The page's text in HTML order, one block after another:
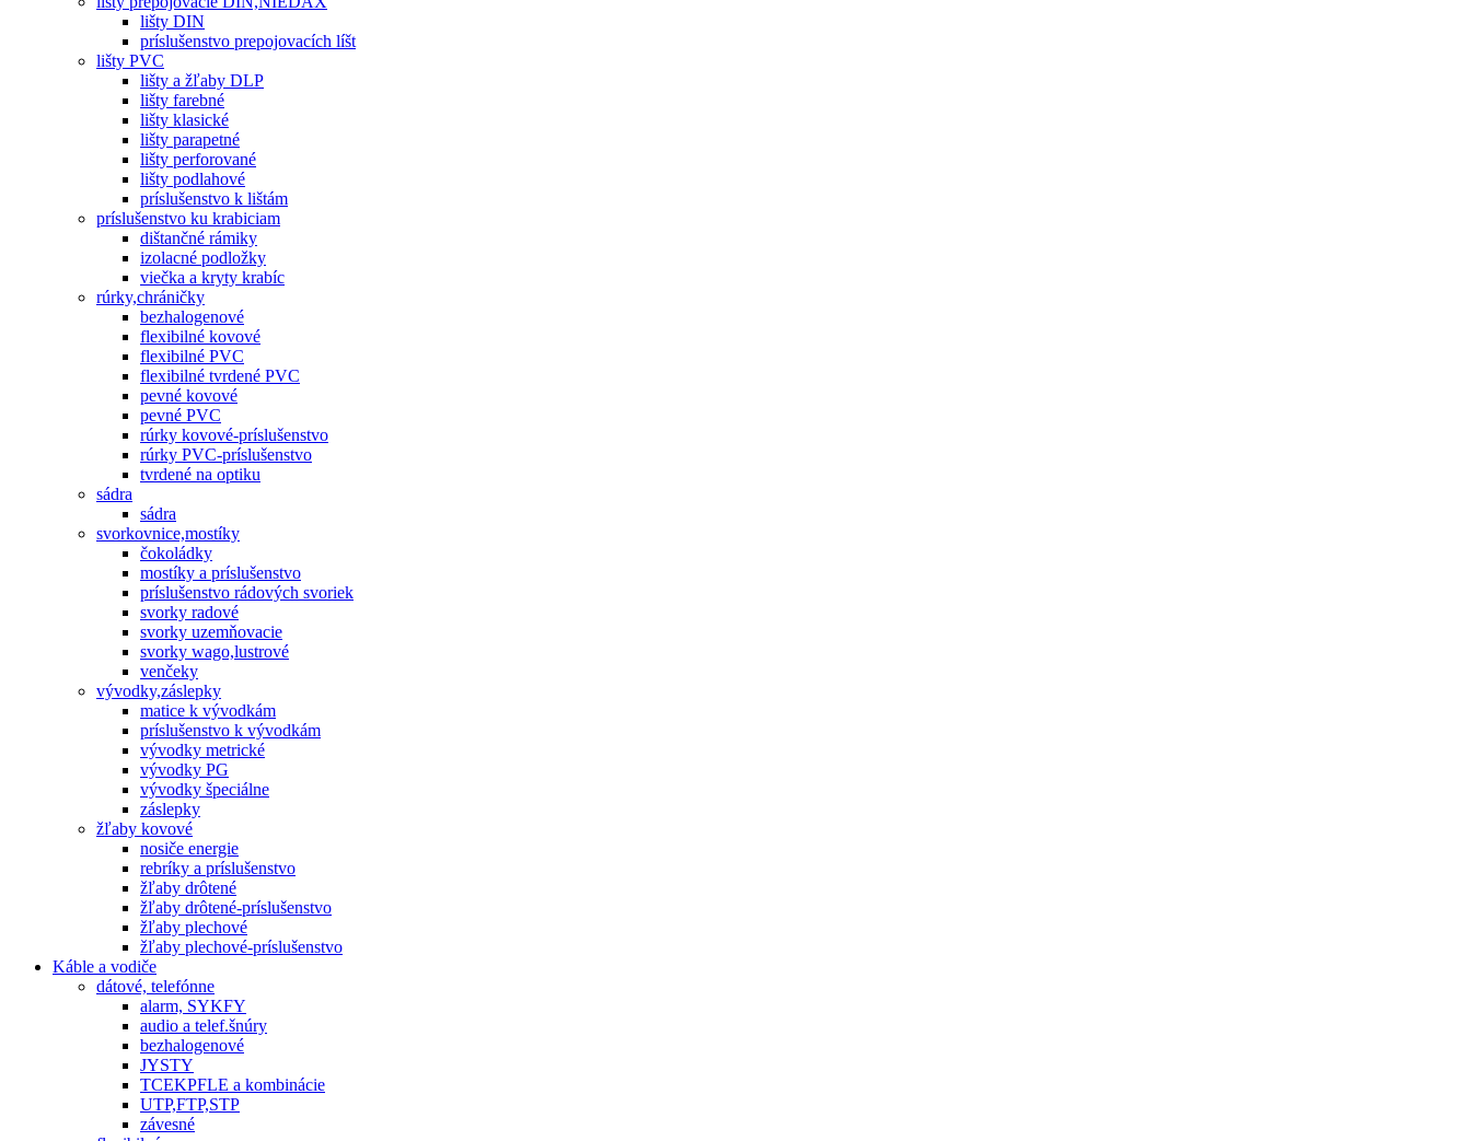
lišty DIN
príslušenstvo prepojovacích líšt
lišty PVC
lišty a žľaby DLP
lišty farebné
lišty klasické
lišty parapetné
lišty perforované
lišty podlahové
príslušenstvo k lištám
príslušenstvo ku krabiciam
dištančné rámiky
izolacné podložky
viečka a kryty krabíc
rúrky,chráničky
bezhalogenové
flexibilné kovové
flexibilné PVC
flexibilné tvrdené PVC
pevné kovové
pevné PVC
rúrky kovové-príslušenstvo
rúrky PVC-príslušenstvo
tvrdené na optiku
sádra
sádra
svorkovnice,mostíky
čokoládky
mostíky a príslušenstvo
príslušenstvo rádových svoriek
svorky radové
svorky uzemňovacie
svorky wago,lustrové
venčeky
vývodky,záslepky
matice k vývodkám
príslušenstvo k vývodkám
vývodky metrické
vývodky PG
vývodky špeciálne
záslepky
žľaby kovové
nosiče energie
rebríky a príslušenstvo
žľaby drôtené
žľaby drôtené-príslušenstvo
žľaby plechové
žľaby plechové-príslušenstvo
Káble a vodiče
dátové, telefónne
alarm, SYKFY
audio a telef.šnúry
bezhalogenové
JYSTY
TCEKPFLE a kombinácie
UTP,FTP,STP
závesné